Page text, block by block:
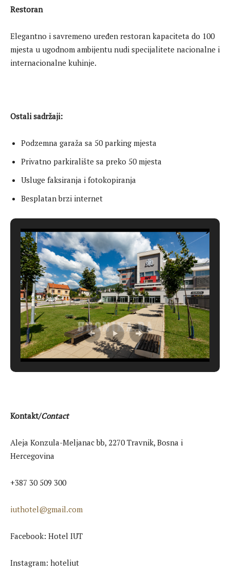
Restoran
Elegantno i savremeno uređen restoran kapaciteta do 100
mjesta u ugodnom ambijentu nudi specijalitete nacionalne i
internacionalne kuhinje.
Ostali sadržaji:
Podzemna garaža sa 50 parking mjesta
Privatno parkiralište sa preko 50 mjesta
Usluge faksiranja i fotokopiranja
Besplatan brzi internet
Kontakt/Contact
Aleja Konzula-Meljanac bb, 2270 Travnik, Bosna i
Hercegovina
+387 30 509 300
iuthotel@gmail.com
Facebook: Hotel IUT
Instagram: hoteliut